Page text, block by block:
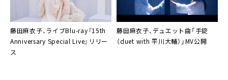
藤田麻衣子、ライブBlu-ray『15th
Anniversary Special Live』リリー
ス
藤田麻衣子、デュエット曲「手錠
（duet with 平川大輔）」MV公開